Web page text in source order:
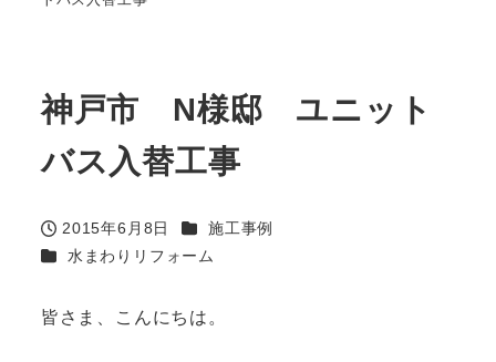
神戸市 N様邸 ユニット
バス入替工事
投稿日
2015年6月8日 カテゴリー
施工事例
カテゴリー
水まわりリフォーム
皆さま、こんにちは。